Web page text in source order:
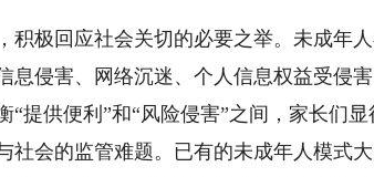
极回应社会关切的必要之举。未成年人
息侵害、网络沉迷、个人信息权益受侵
提供便利”和“风险侵害”之间，家长们显
会的监管难题。已有的未成年人模式